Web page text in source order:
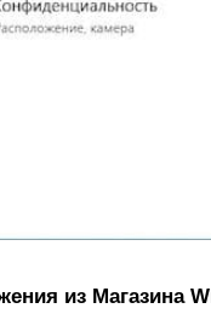
из Магазина